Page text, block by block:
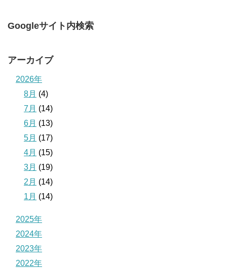
Googleサイト内検索
アーカイブ
2026年
8月 (4)
7月 (14)
6月 (13)
5月 (17)
4月 (15)
3月 (19)
2月 (14)
1月 (14)
2025年
2024年
2023年
2022年